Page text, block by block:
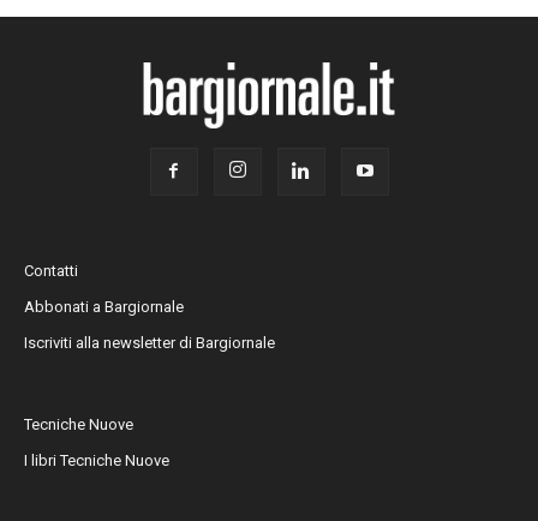
Contatti
Abbonati a Bargiornale
Iscriviti alla newsletter di Bargiornale
Tecniche Nuove
I libri Tecniche Nuove